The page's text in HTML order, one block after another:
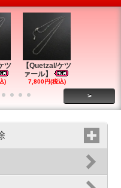
ツ
)
【Quetzal/ケツ
ァール】
7,800円(税込)
>